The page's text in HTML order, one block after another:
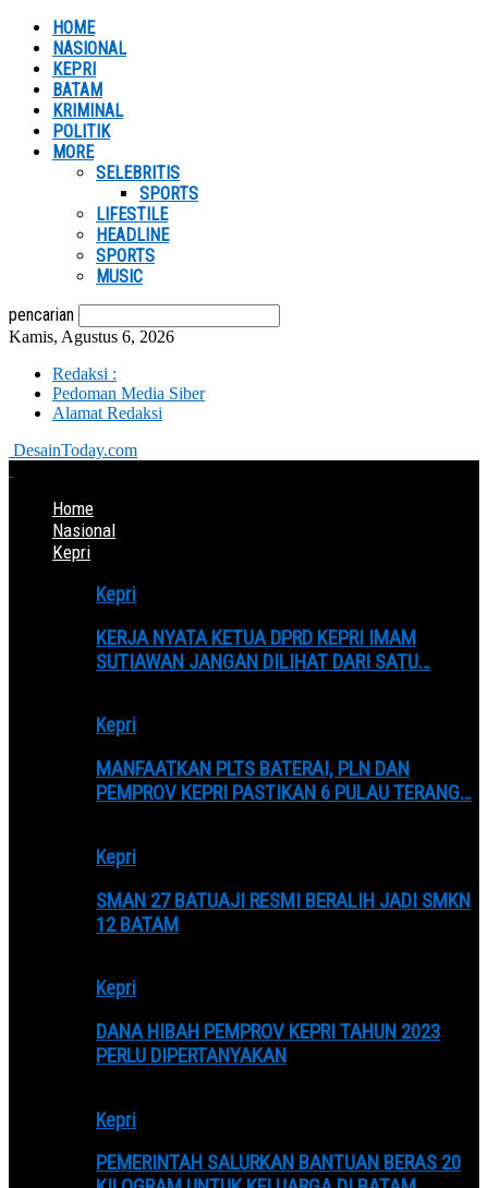
HOME
NASIONAL
KEPRI
BATAM
KRIMINAL
POLITIK
MORE
SELEBRITIS
SPORTS
LIFESTILE
HEADLINE
SPORTS
MUSIC
pencarian
Kamis, Agustus 6, 2026
Redaksi :
Pedoman Media Siber
Alamat Redaksi
DesainToday.com
Home
Nasional
Kepri
Kepri
KERJA NYATA KETUA DPRD KEPRI IMAM
SUTIAWAN JANGAN DILIHAT DARI SATU…
Kepri
MANFAATKAN PLTS BATERAI, PLN DAN
PEMPROV KEPRI PASTIKAN 6 PULAU TERANG…
Kepri
SMAN 27 BATUAJI RESMI BERALIH JADI SMKN
12 BATAM
Kepri
DANA HIBAH PEMPROV KEPRI TAHUN 2023
PERLU DIPERTANYAKAN
Kepri
PEMERINTAH SALURKAN BANTUAN BERAS 20